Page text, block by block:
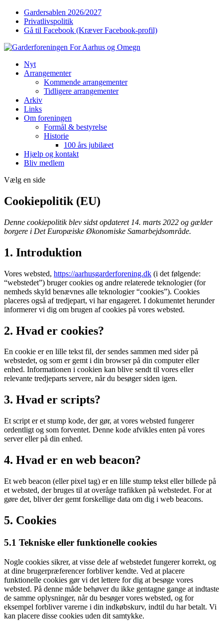
Gardersablen 2026/2027
Privatlivspolitik
Gå til Facebook (Kræver Facebook-profil)
Nyt
Arrangementer
Kommende arrangementer
Tidligere arrangementer
Arkiv
Links
Om foreningen
Formål & bestyrelse
Historie
100 års jubilæet
Hjælp og kontakt
Bliv medlem
Vælg en side
Cookiepolitik (EU)
Denne cookiepolitik blev sidst opdateret 14. marts 2022 og gælder
borgere i Det Europæiske Økonomiske Samarbejdsområde.
1. Introduktion
Vores websted, https://aarhusgarderforening.dk (i det følgende:
“webstedet”) bruger cookies og andre relaterede teknologier (for
nemheds skyld benævnes alle teknologier “cookies”). Cookies
placeres også af tredjepart, vi har engageret. I dokumentet herunder
informerer vi dig om brugen af ​​cookies på vores websted.
2. Hvad er cookies?
En cookie er en lille tekst fil, der sendes sammen med sider på
webstedet, og som er gemt i din browser på din computer eller
enhed. Informationen i cookien kan blive sendt til vores eller
relevante tredjeparts servere, når du besøger siden igen.
3. Hvad er scripts?
Et script er et stump kode, der gør, at vores websted fungerer
ordentligt og som forventet. Denne kode afvikles enten på vores
server eller på din enhed.
4. Hvad er en web beacon?
Et web beacon (eller pixel tag) er en lille stump tekst eller billede på
et websted, der bruges til at overåge trafikken på webstedet. For at
gøre det, bliver der gemt forskellige data om dig i web beacons.
5. Cookies
5.1 Tekniske eller funktionelle cookies
Nogle cookies sikrer, at visse dele af webstedet fungerer korrekt, og
at dine brugerpræferencer forbliver kendte. Ved at placere
funktionelle cookies gør vi det lettere for dig at besøge vores
websted. På denne måde behøver du ikke gentagne gange at indtaste
de samme oplysninger, når du besøger vores websted, og for
eksempel forbliver varerne i din indkøbskurv, indtil du har betalt. Vi
kan placere disse cookies uden dit samtykke.